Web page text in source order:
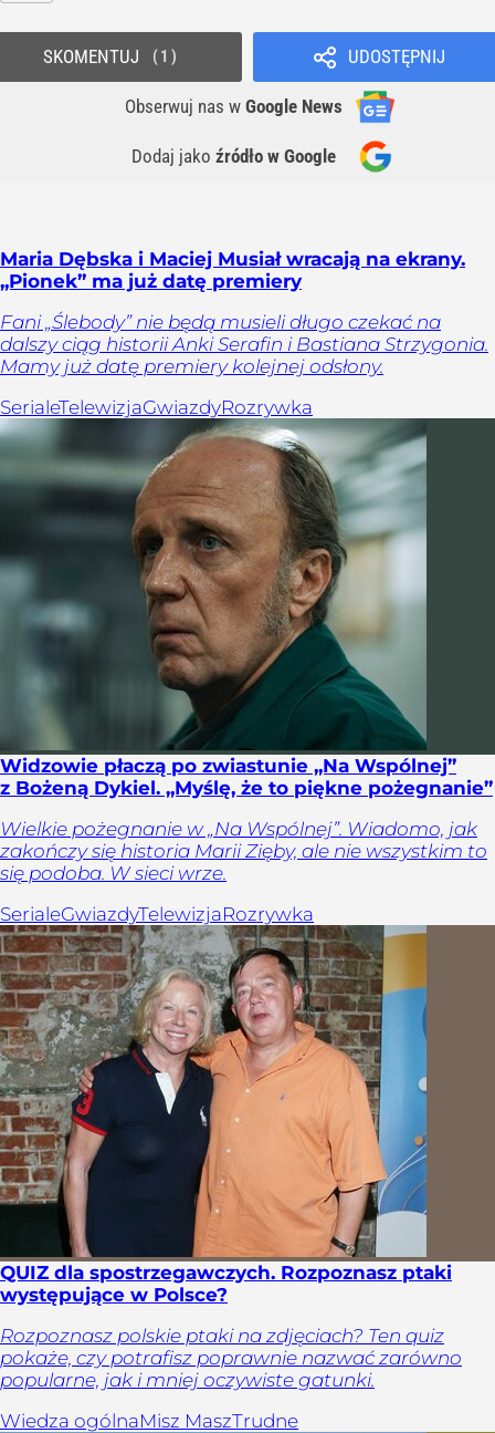
UDOSTĘPNIJ
Obserwuj nas w Google News
Dodaj jako źródło w Google
SKOMENTUJ 1
Maria Dębska i Maciej Musiał wracają na ekrany.
„Pionek” ma już datę premiery
Fani „Ślebody” nie będą musieli długo czekać na
dalszy ciąg historii Anki Serafin i Bastiana Strzygonia.
Mamy już datę premiery kolejnej odsłony.
SerialeTelewizjaGwiazdyRozrywka
Widzowie płaczą po zwiastunie „Na Wspólnej”
z Bożeną Dykiel. „Myślę, że to piękne pożegnanie”
Wielkie pożegnanie w „Na Wspólnej”. Wiadomo, jak
zakończy się historia Marii Zięby, ale nie wszystkim to
się podoba. W sieci wrze.
SerialeGwiazdyTelewizjaRozrywka
QUIZ dla spostrzegawczych. Rozpoznasz ptaki
występujące w Polsce?
Rozpoznasz polskie ptaki na zdjęciach? Ten quiz
pokaże, czy potrafisz poprawnie nazwać zarówno
popularne, jak i mniej oczywiste gatunki.
Wiedza ogólnaMisz MaszTrudne